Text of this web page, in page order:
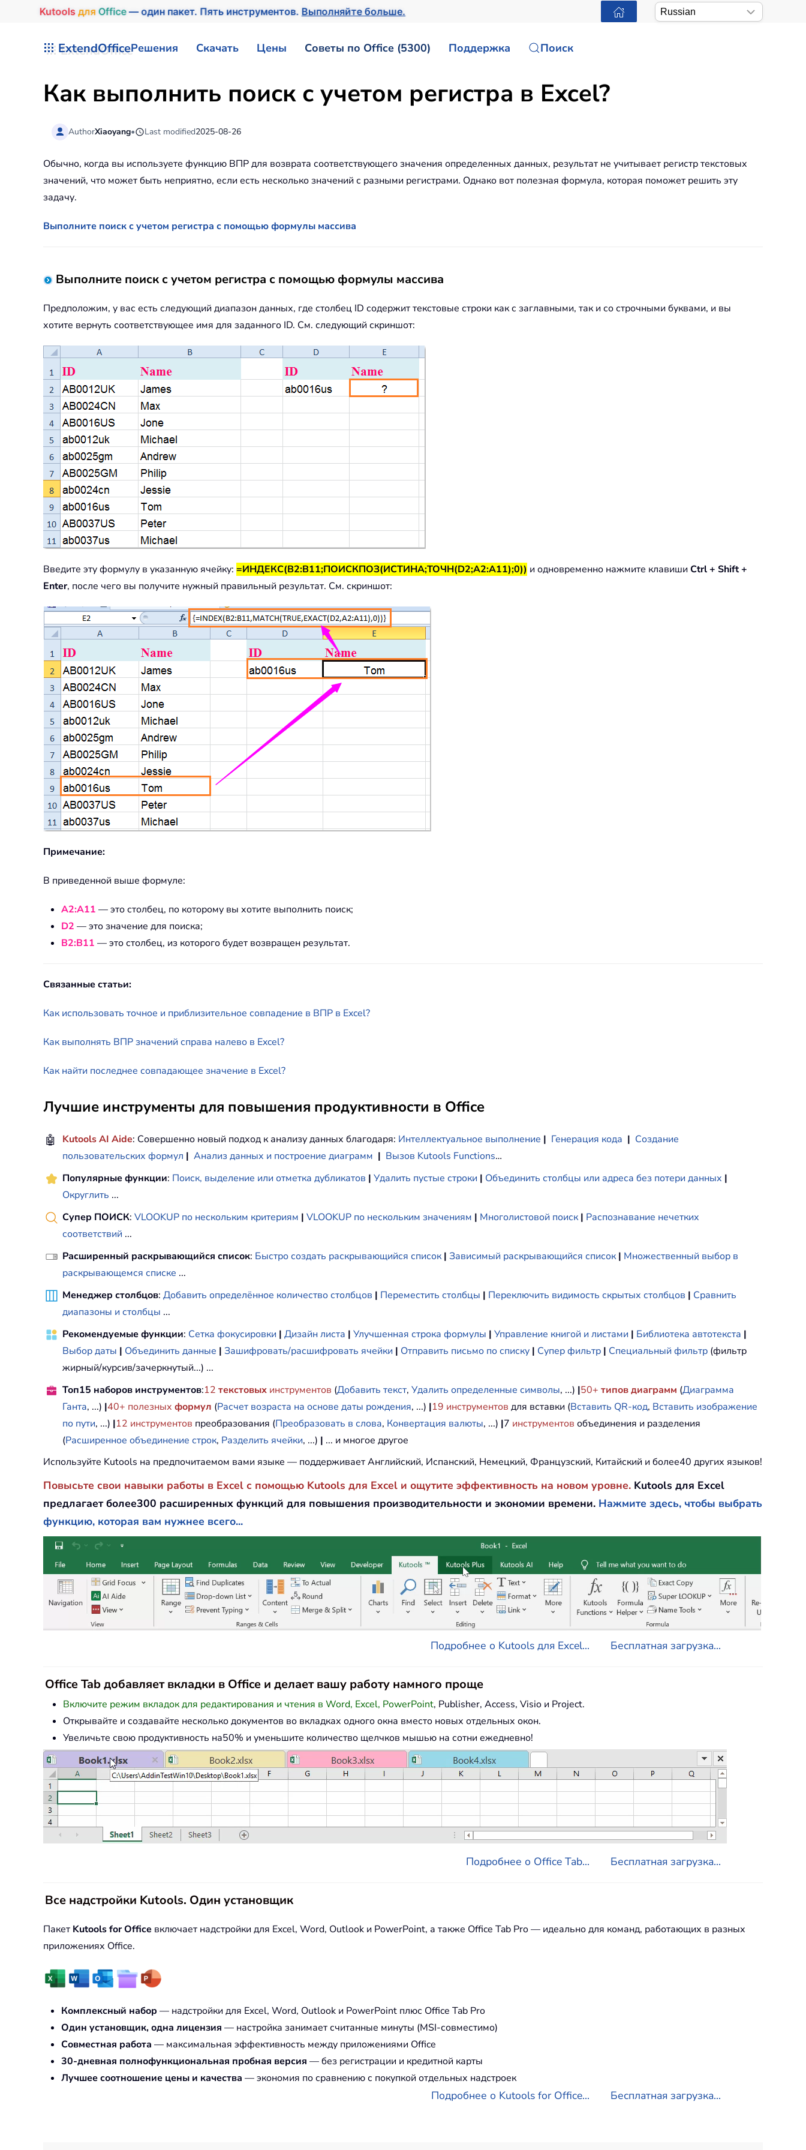
Kutools для Office— один пакет. Пять инструментов.Выполняйте больше.
ExtendOfficeРешения Скачать Цены Советы по Office (5300) Поддержка Поиск
Как выполнить поиск с учетом регистра в Excel?
AuthorXiaoyang• Last modified2025-08-26
Обычно, когда вы используете функцию ВПР для возврата соответствующего значения определенных данных, результат не учитывает регистр текстовых
значений, что может быть неприятно, если есть несколько значений с разными регистрами. Однако вот полезная формула, которая поможет решить эту
задачу.
Выполните поиск с учетом регистра с помощью формулы массива
Выполните поиск с учетом регистра с помощью формулы массива
Предположим, у вас есть следующий диапазон данных, где столбец ID содержит текстовые строки как с заглавными, так и со строчными буквами, и вы
хотите вернуть соответствующее имя для заданного ID. См. следующий скриншот:
Введите эту формулу в указанную ячейку: =ИНДЕКС(B2:B11;ПОИСКПОЗ(ИСТИНА;ТОЧН(D2;A2:A11);0)) и одновременно нажмите клавиши Ctrl + Shift +
Enter, после чего вы получите нужный правильный результат. См. скриншот:
Примечание:
В приведенной выше формуле:
A2:A11 — это столбец, по которому вы хотите выполнить поиск;
D2 — это значение для поиска;
B2:B11 — это столбец, из которого будет возвращен результат.
Связанные статьи:
Как использовать точное и приблизительное совпадение в ВПР в Excel?
Как выполнять ВПР значений справа налево в Excel?
Как найти последнее совпадающее значение в Excel?
Лучшие инструменты для повышения продуктивности в Office
🤖 Kutools AI Aide: Совершенно новый подход к анализу данных благодаря: Интеллектуальное выполнение | Генерация кода | Создание
пользовательских формул | Анализ данных и построение диаграмм | Вызов Kutools Functions…
Популярные функции: Поиск, выделение или отметка дубликатов | Удалить пустые строки | Объединить столбцы или адреса без потери данных |
Округлить ...
Супер ПОИСК: VLOOKUP по нескольким критериям | VLOOKUP по нескольким значениям | Многолистовой поиск | Распознавание нечетких
соответствий ...
Расширенный раскрывающийся список: Быстро создать раскрывающийся список | Зависимый раскрывающийся список | Множественный выбор в
раскрывающемся списке ...
Менеджер столбцов: Добавить определённое количество столбцов | Переместить столбцы | Переключить видимость скрытых столбцов | Сравнить
диапазоны и столбцы ...
Рекомендуемые функции: Сетка фокусировки | Дизайн листа | Улучшенная строка формулы | Управление книгой и листами | Библиотека автотекста |
Выбор даты | Объединить данные | Зашифровать/расшифровать ячейки | Отправить письмо по списку | Супер фильтр | Специальный фильтр (фильтр
жирный/курсив/зачеркнутый...) ...
Топ15 наборов инструментов:12 текстовых инструментов (Добавить текст, Удалить определенные символы, ...) |50+ типов диаграмм (Диаграмма
Ганта, ...) |40+ полезных формул (Расчет возраста на основе даты рождения, ...) |19 инструментов для вставки (Вставить QR-код, Вставить изображение
по пути, ...) |12 инструментов преобразования (Преобразовать в слова, Конвертация валюты, ...) |7 инструментов объединения и разделения
(Расширенное объединение строк, Разделить ячейки, ...) | ... и многое другое
Используйте Kutools на предпочитаемом вами языке — поддерживает Английский, Испанский, Немецкий, Французский, Китайский и более40 других языков!
Повысьте свои навыки работы в Excel с помощью Kutools для Excel и ощутите эффективность на новом уровне. Kutools для Excel
предлагает более300 расширенных функций для повышения производительности и экономии времени. Нажмите здесь, чтобы выбрать
функцию, которая вам нужнее всего...
Подробнее о Kutools для Excel... Бесплатная загрузка...
Office Tab добавляет вкладки в Office и делает вашу работу намного проще
Включите режим вкладок для редактирования и чтения в Word, Excel, PowerPoint, Publisher, Access, Visio и Project.
Открывайте и создавайте несколько документов во вкладках одного окна вместо новых отдельных окон.
Увеличьте свою продуктивность на50% и уменьшите количество щелчков мышью на сотни ежедневно!
Подробнее о Office Tab... Бесплатная загрузка...
Все надстройки Kutools. Один установщик
Пакет Kutools for Office включает надстройки для Excel, Word, Outlook и PowerPoint, а также Office Tab Pro — идеально для команд, работающих в разных
приложениях Office.
Комплексный набор — надстройки для Excel, Word, Outlook и PowerPoint плюс Office Tab Pro
Один установщик, одна лицензия — настройка занимает считанные минуты (MSI-совместимо)
Совместная работа — максимальная эффективность между приложениями Office
30-дневная полнофункциональная пробная версия — без регистрации и кредитной карты
Лучшее соотношение цены и качества — экономия по сравнению с покупкой отдельных надстроек
Подробнее о Kutools for Office... Бесплатная загрузка...